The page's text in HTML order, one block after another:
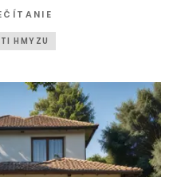
HMYZU